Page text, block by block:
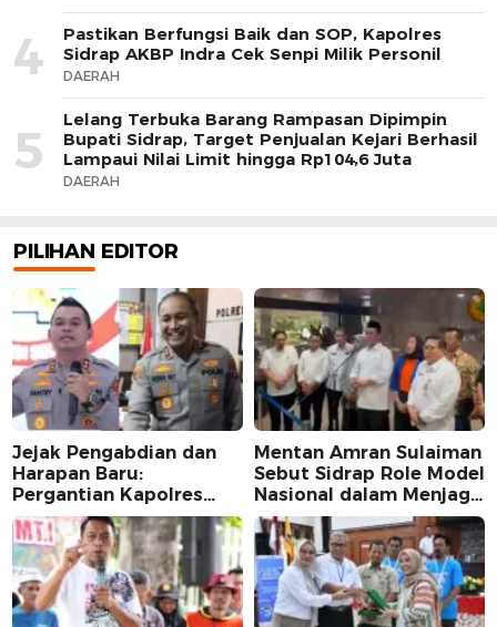
4
Pastikan Berfungsi Baik dan SOP, Kapolres
Sidrap AKBP Indra Cek Senpi Milik Personil
DAERAH
5
Lelang Terbuka Barang Rampasan Dipimpin
Bupati Sidrap, Target Penjualan Kejari Berhasil
Lampaui Nilai Limit hingga Rp104,6 Juta
DAERAH
PILIHAN EDITOR
Jejak Pengabdian dan
Harapan Baru:
Pergantian Kapolres
Sidrap dalam Perspektif
Karier Dua Perwira
Mentan Amran Sulaiman
Sebut Sidrap Role Model
Nasional dalam Menjaga
Stabilitas Harga Telur